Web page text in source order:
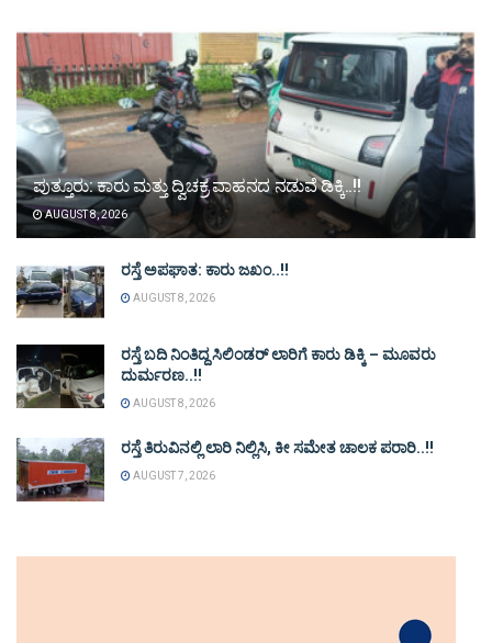
ಪುತ್ತೂರು: ಕಾರು ಮತ್ತು ದ್ವಿಚಕ್ರ ವಾಹನದ ನಡುವೆ ಡಿಕ್ಕಿ..!!
AUGUST 8, 2026
ರಸ್ತೆ ಅಪಘಾತ: ಕಾರು ಜಖಂ..!!
AUGUST 8, 2026
ರಸ್ತೆ ಬದಿ ನಿಂತಿದ್ದ ಸಿಲಿಂಡರ್ ಲಾರಿಗೆ ಕಾರು ಡಿಕ್ಕಿ – ಮೂವರು
ದುರ್ಮರಣ..!!
AUGUST 8, 2026
ರಸ್ತೆ ತಿರುವಿನಲ್ಲಿ ಲಾರಿ ನಿಲ್ಲಿಸಿ, ಕೀ ಸಮೇತ ಚಾಲಕ ಪರಾರಿ..!!
AUGUST 7, 2026